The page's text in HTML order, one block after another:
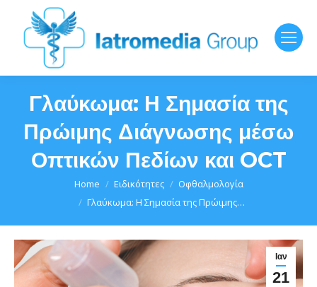
Γλαύκωμα: Η Σημασία της
Πρώιμης Διάγνωσης μέσω
Οπτικών Πεδίων και OCT
You are here:Home Ειδικότητες
Οφθαλμολογία
Γλαύκωμα: Η Σημασία της Πρώιμης…
Ιαν
21